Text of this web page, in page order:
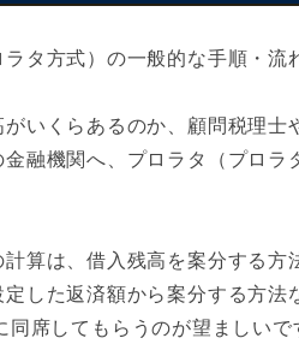
タ方式）の一般的な手順・流
いくらあるのか、顧問税理士
融機関へ、プロラタ（プロラ
算は、借入残高を案分する
した返済額から案分する方
席してもらうのが望ましいで